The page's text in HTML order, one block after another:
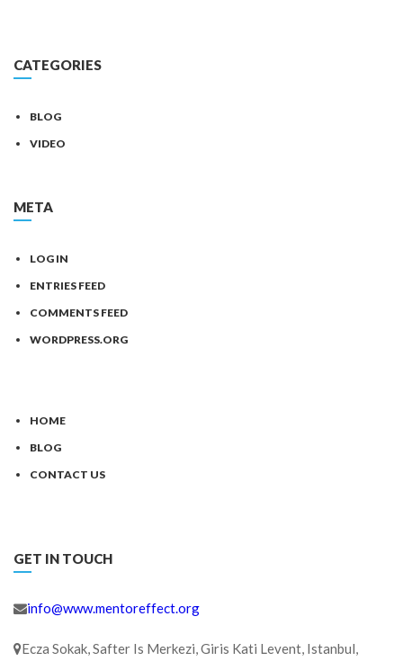
CATEGORIES
BLOG
VIDEO
META
LOG IN
ENTRIES FEED
COMMENTS FEED
WORDPRESS.ORG
HOME
BLOG
CONTACT US
GET IN TOUCH
info@www.mentoreffect.org
Ecza Sokak, Safter Is Merkezi, Giris Kati Levent, Istanbul,